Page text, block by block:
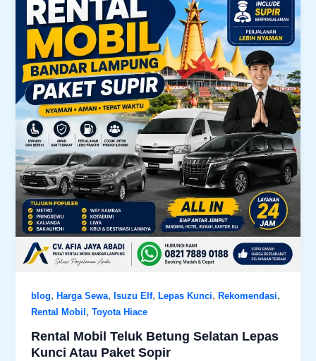
blog,Harga Sewa,Isuzu Elf,Lepas Kunci,Rekomendasi,
Rental Mobil,Toyota Hiace
Rental Mobil Teluk Betung Selatan Lepas
Kunci Atau Paket Sopir